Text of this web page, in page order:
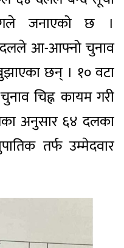
जनाएको छ ।
आ-आफ्नो चुनाव
छन् । १० वटा
चिह्न कायम गरी
अनुसार ६४ दलका
तर्फ उम्मेदवार